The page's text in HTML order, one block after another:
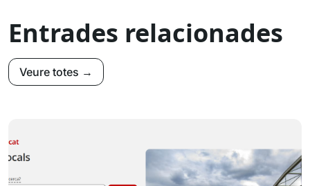
Entrades relacionades
Veure totes →